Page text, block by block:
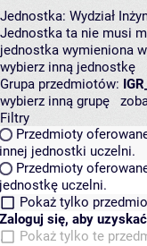
Jednostka: Wydział
Jednostka ta nie musi
jednostka wymieniona
wybierz inną jednostkę
Grupa przedmiotów:
wybierz inną grupę
Filtry
Przedmioty
innej jednostki uczelni.
Przedmioty
jednostkę uczelni.
Pokaż tylko
Zaloguj się, aby
Pokaż tylko te